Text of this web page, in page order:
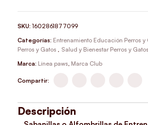
SKU:1602861877099
Categorías: Entrenamiento Educación Perros y
Perros y Gatos , Salud y Bienestar Perros y Gatos
Marca: Línea paws, Marca Club
Compartir:
Descripción